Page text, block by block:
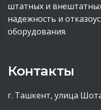
штатных и
надежность и
оборудования.
Контакты
г. Ташкент, улица